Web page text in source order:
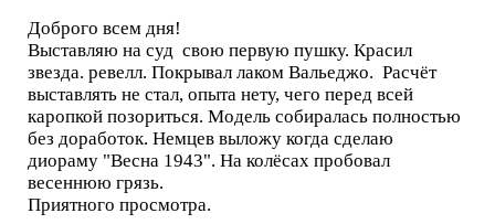
Доброго всем дня!
Выставляю на суд свою первую пушку. Красил
звезда. ревелл. Покрывал лаком Вальеджо. Расчёт
выставлять не стал, опыта нету, чего перед всей
каропкой позориться. Модель собиралась полностью
без доработок. Немцев выложу когда сделаю
диораму "Весна 1943". На колёсах пробовал
весеннюю грязь.
Приятного просмотра.